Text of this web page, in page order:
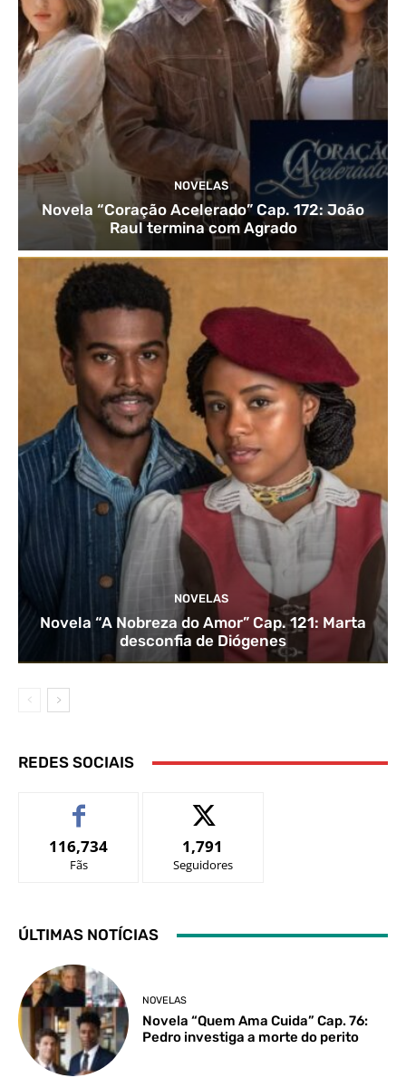
NOVELAS
Novela “Coração Acelerado” Cap. 172: João
Raul termina com Agrado
NOVELAS
Novela “A Nobreza do Amor” Cap. 121: Marta
desconfia de Diógenes
REDES SOCIAIS
116,734
Fãs
1,791
Seguidores
ÚLTIMAS NOTÍCIAS
NOVELAS
Novela “Quem Ama Cuida” Cap. 76:
Pedro investiga a morte do perito